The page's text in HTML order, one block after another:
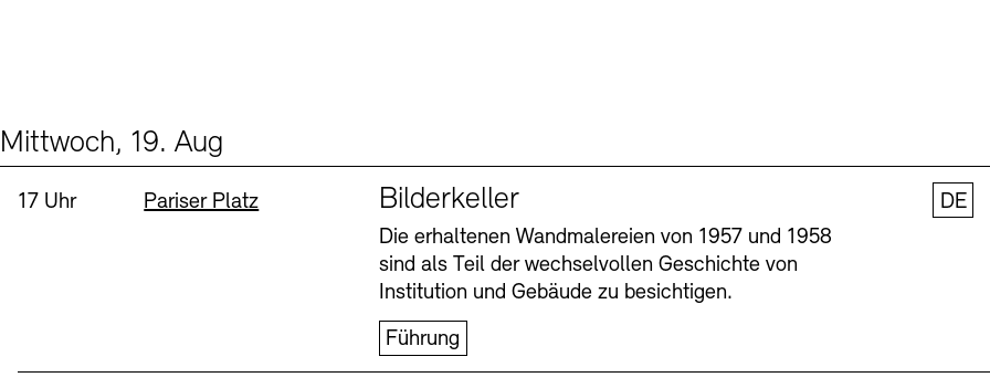
Mittwoch, 19. Aug
Uhrzeit:
17 Uhr Standort
Pariser Platz Bilderkeller
Die erhaltenen Wandmalereien von 1957 und 1958
sind als Teil der wechselvollen Geschichte von
Institution und Gebäude zu besichtigen.
Führung
DE